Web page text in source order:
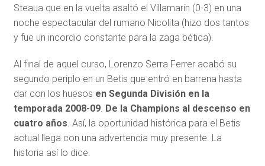
Steaua que en la vuelta asaltó el Villamarín (0-3) en una
noche espectacular del rumano Nicolita (hizo dos tantos
y fue un incordio constante para la zaga bética).
Al final de aquel curso, Lorenzo Serra Ferrer acabó su
segundo periplo en un Betis que entró en barrena hasta
dar con los huesos en Segunda División en la
temporada 2008-09. De la Champions al descenso en
cuatro años. Así, la oportunidad histórica para el Betis
actual llega con una advertencia muy presente. La
historia así lo dice.